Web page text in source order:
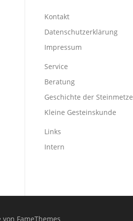
Kontakt
Datenschutzerklärung
Impressum
Service
Beratung
Geschichte der Steinmetze
Kleine Gesteinskunde
Links
Intern
von FameThemes